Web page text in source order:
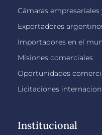
Cámaras
Exportadores
Importadores en el
Misiones comerciales
Oportunidades
Licitaciones
Institucional